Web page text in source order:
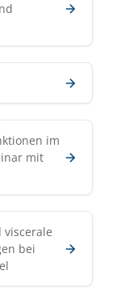
im
mit
bei